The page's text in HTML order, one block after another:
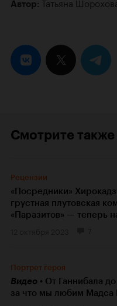
Автор:
Смотрите также
Рецензии
«Посредники»
грустная плутовская
«Паразитов» — теперь
Портрет героя
Видео
От Ганнибала
за что мы любим Мадса